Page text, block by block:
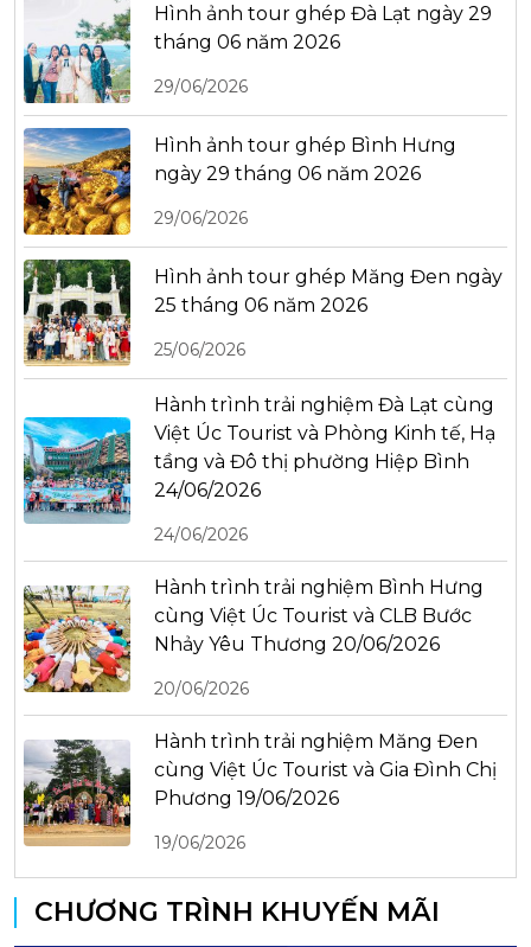
Hình ảnh tour ghép Đà Lạt ngày 29
tháng 06 năm 2026
29/06/2026
Hình ảnh tour ghép Bình Hưng
ngày 29 tháng 06 năm 2026
29/06/2026
Hình ảnh tour ghép Măng Đen ngày
25 tháng 06 năm 2026
25/06/2026
Hành trình trải nghiệm Đà Lạt cùng
Việt Úc Tourist và Phòng Kinh tế, Hạ
tầng và Đô thị phường Hiệp Bình
24/06/2026
24/06/2026
Hành trình trải nghiệm Bình Hưng
cùng Việt Úc Tourist và CLB Bước
Nhảy Yêu Thương 20/06/2026
20/06/2026
Hành trình trải nghiệm Măng Đen
cùng Việt Úc Tourist và Gia Đình Chị
Phương 19/06/2026
19/06/2026
CHƯƠNG TRÌNH KHUYẾN MÃI